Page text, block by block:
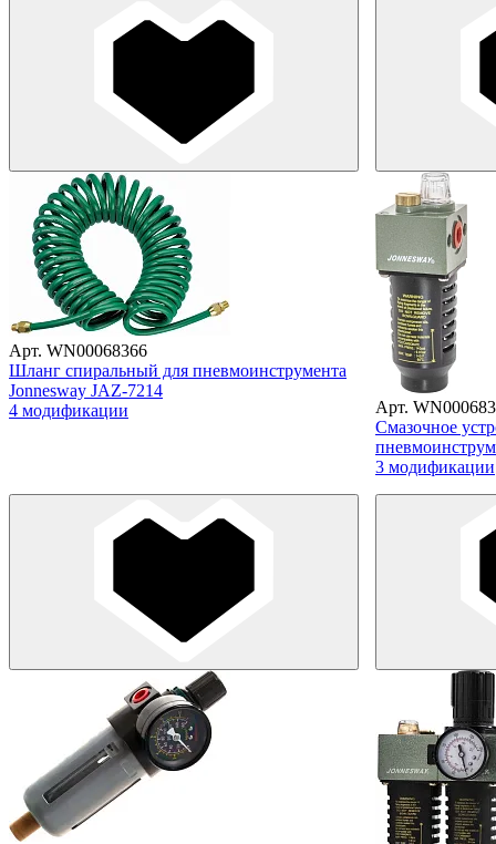
Арт. WN00068366
Шланг спиральный для пневмоинструмента
Jonnesway JAZ-7214
4 модификации
Арт.
Смазочное
3 модификации